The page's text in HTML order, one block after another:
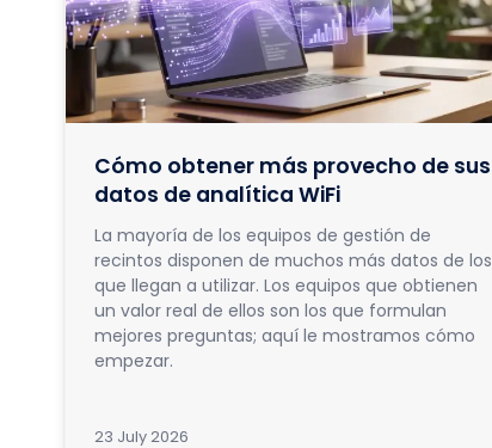
Cómo obtener más provecho de sus
datos de analítica WiFi
La mayoría de los equipos de gestión de
recintos disponen de muchos más datos de los
que llegan a utilizar. Los equipos que obtienen
un valor real de ellos son los que formulan
mejores preguntas; aquí le mostramos cómo
empezar.
23 July 2026